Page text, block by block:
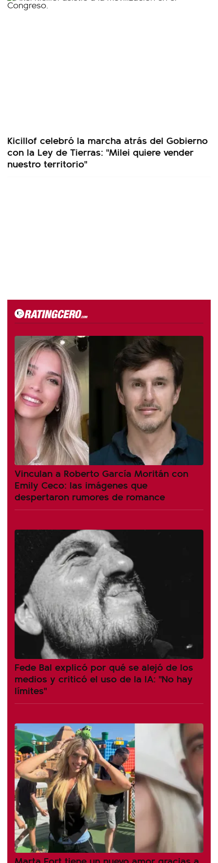
Kicillof celebró la marcha atrás del Gobierno
con la Ley de Tierras: "Milei quiere vender
nuestro territorio"
Vinculan a Roberto García Moritán con
Emily Ceco: las imágenes que
despertaron rumores de romance
Fede Bal explicó por qué se alejó de los
medios y criticó el uso de la IA: "No hay
límites"